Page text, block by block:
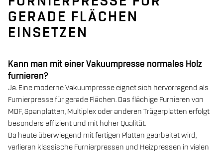
GERADE FLÄCHEN
EINSETZEN
Kann man mit einer Vakuumpresse normales Holz
furnieren?
Ja. Eine moderne Vakuumpresse eignet sich hervorragend als
Furnierpresse für gerade Flächen. Das flächige Furnieren von
MDF, Spanplatten, Multiplex oder anderen Trägerplatten erfolgt
besonders effizient und mit hoher Qualität.
Da heute überwiegend mit fertigen Platten gearbeitet wird,
verlieren klassische Furnierpressen und Heizpressen in vielen